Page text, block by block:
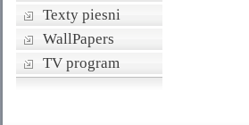
Texty piesni
WallPapers
TV program